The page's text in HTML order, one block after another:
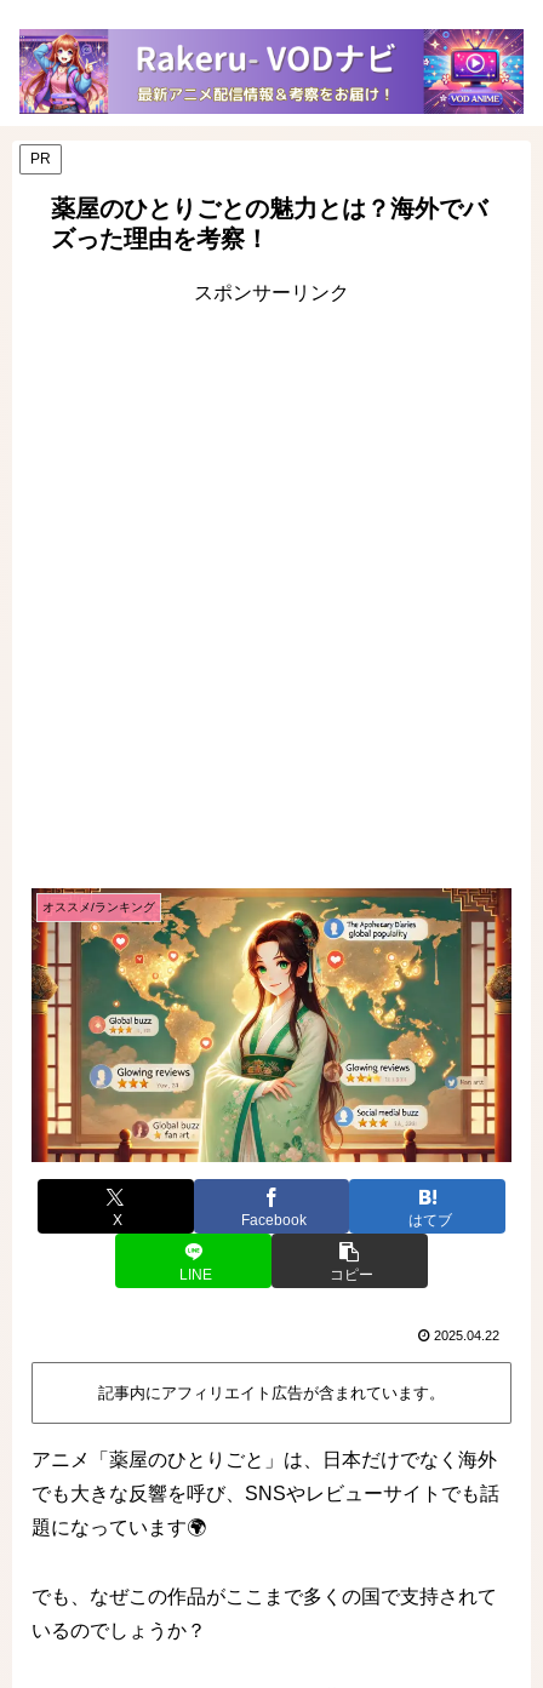
PR
薬屋のひとりごとの魅力とは？海外でバ
ズった理由を考察！
スポンサーリンク
オススメ/ランキング
X Facebook はてブ
LINE コピー
2025.04.22
記事内にアフィリエイト広告が含まれています。
アニメ「薬屋のひとりごと」は、日本だけでなく海外
でも大きな反響を呼び、SNSやレビューサイトでも話
題になっています🌍
でも、なぜこの作品がここまで多くの国で支持されて
いるのでしょうか？